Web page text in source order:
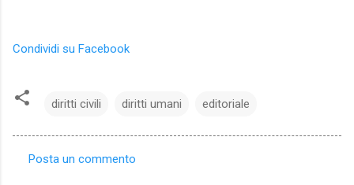
Condividi su Facebook
diritti civili diritti umani editoriale
Posta un commento